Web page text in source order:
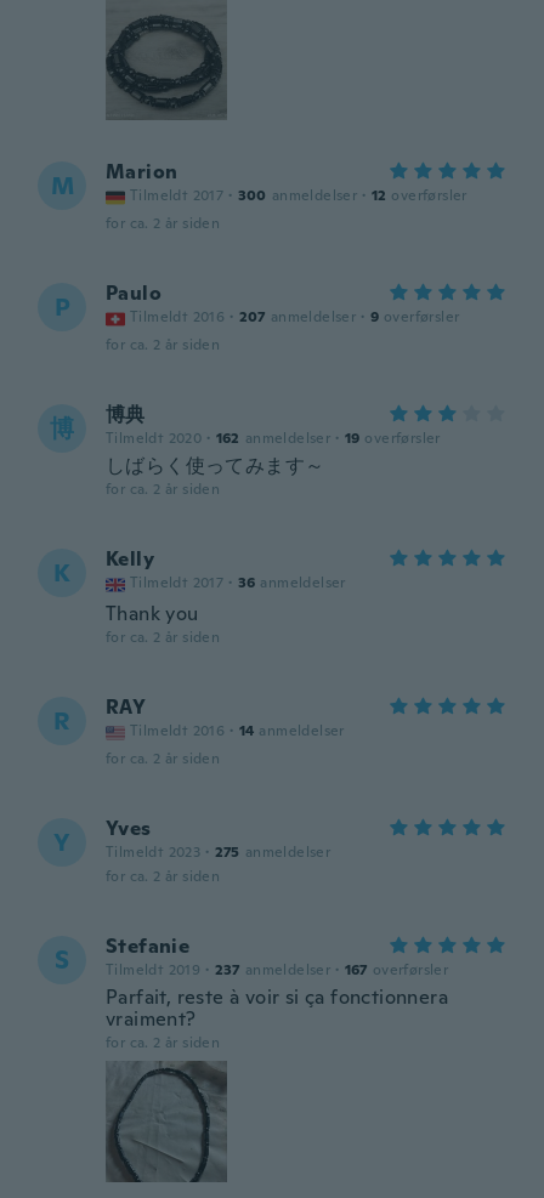
M Marion
Tilmeldt 2017 · 300 anmeldelser · 12 overførsler
for ca. 2 år siden
P Paulo
Tilmeldt 2016 · 207 anmeldelser · 9 overførsler
for ca. 2 år siden
博 博典
Tilmeldt 2020 · 162 anmeldelser · 19 overførsler
しばらく使ってみます～
for ca. 2 år siden
K Kelly
Tilmeldt 2017 · 36 anmeldelser
Thank you
for ca. 2 år siden
R RAY
Tilmeldt 2016 · 14 anmeldelser
for ca. 2 år siden
Y Yves
Tilmeldt 2023 · 275 anmeldelser
for ca. 2 år siden
S Stefanie
Tilmeldt 2019 · 237 anmeldelser · 167 overførsler
Parfait, reste à voir si ça fonctionnera
vraiment?
for ca. 2 år siden